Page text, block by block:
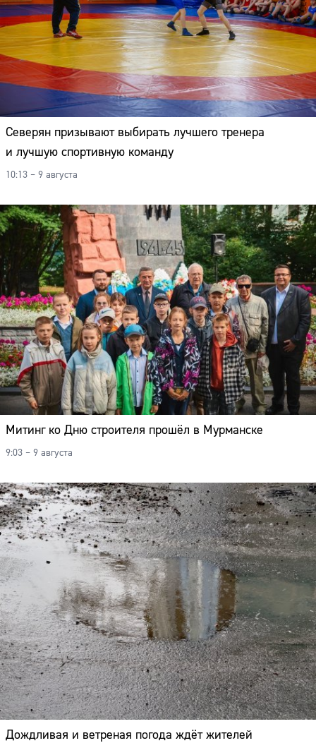
Северян призывают выбирать лучшего тренера
и лучшую спортивную команду
10:13 – 9 августа
Митинг ко Дню строителя прошёл в Мурманске
9:03 – 9 августа
Дождливая и ветреная погода ждёт жителей